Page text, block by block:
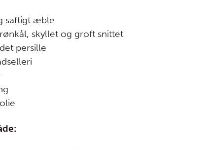
saftigt æble
skyllet og groft snittet
persille